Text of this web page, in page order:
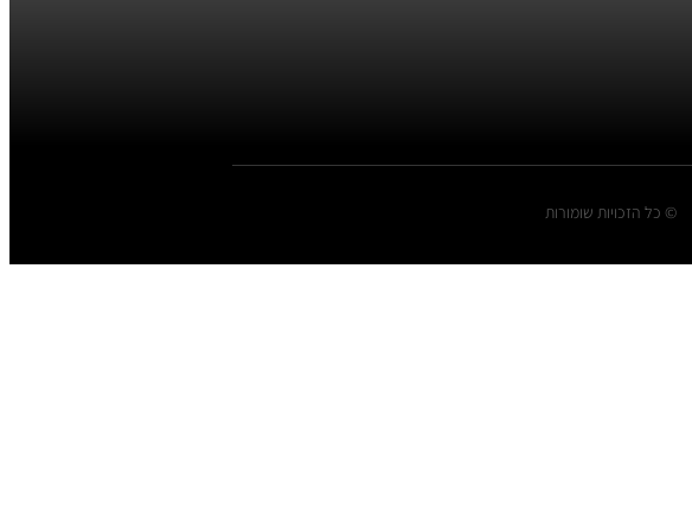
© כל הזכויות שומורות